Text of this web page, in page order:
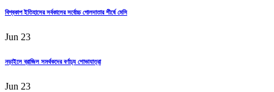
বিশ্বকাপ ইতিহাসের সর্বকালের সর্বোচ্চ গোলদাতার শীর্ষে মেসি
Jun 23
নড়াইলে ব্রাজিল সমর্থকদের বর্ণাঢ্য শোভাযাত্রা
Jun 23